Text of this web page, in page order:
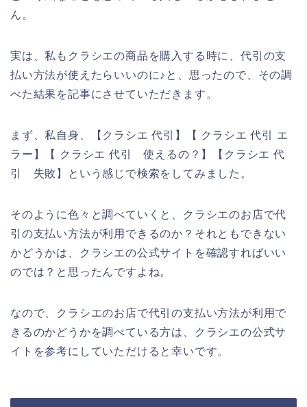
ん。
実は、私もクラシエの商品を購入する時に、代引の支
払い方法が使えたらいいのに♪と、思ったので、その調
べた結果を記事にさせていただきます。
まず、私自身、【クラシエ 代引】【 クラシエ 代引 エ
ラー】【 クラシエ 代引 使えるの？】【クラシエ 代
引 失敗】という感じで検索をしてみました。
そのように色々と調べていくと、クラシエのお店で代
引の支払い方法が利用できるのか？それともできない
かどうかは、クラシエの公式サイトを確認すればいい
のでは？と思ったんですよね。
なので、クラシエのお店で代引の支払い方法が利用で
きるのかどうかを調べている方は、クラシエの公式サ
イトを参考にしていただけると幸いです。